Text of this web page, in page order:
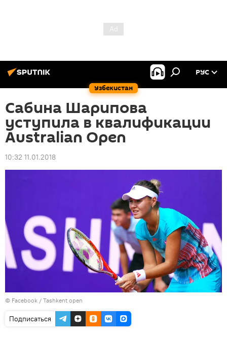
Узбекистан
РУС
Сабина Шарипова
уступила в квалификации
Australian Open
10:32 11.01.2018
© Facebook / Tashkent open
Подписаться